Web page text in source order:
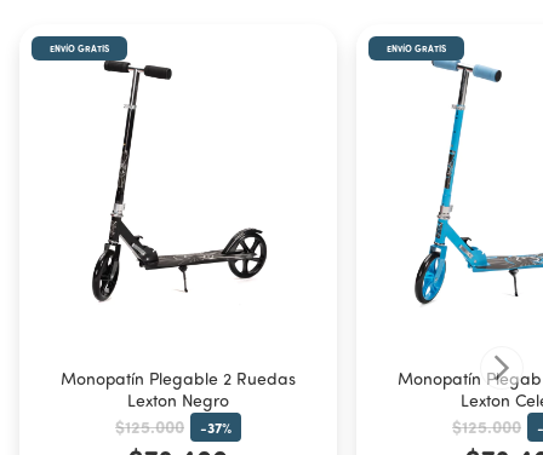
ENVÍO GRATIS
Monopatín Plegable 2 Ruedas
Lexton Negro
$125.000 -37%
ENVÍO GRATIS
Monopatín
Lexton
$125.000 -